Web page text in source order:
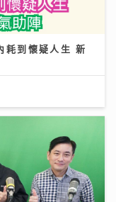
耗到懷疑人生 新